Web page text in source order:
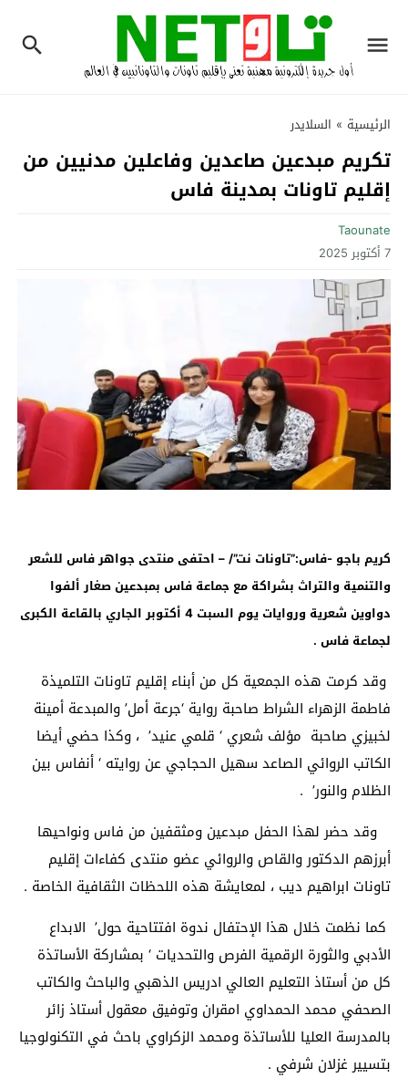
الرئيسية » السلايدر
تكريم مبدعين صاعدين وفاعلين مدنيين من
إقليم تاونات بمدينة فاس
Taounate
7 أكتوبر 2025
كريم باجو -فاس:”تاونات نت”/ – احتفى منتدى جواهر فاس للشعر
والتنمية والتراث بشراكة مع جماعة فاس بمبدعين صغار ألفوا
دواوين شعرية وروايات يوم السبت 4 أكتوبر الجاري بالقاعة الكبرى
لجماعة فاس .
وقد كرمت هذه الجمعية كل من أبناء إقليم تاونات التلميذة
فاطمة الزهراء الشراط صاحبة رواية ‘جرعة أمل’ والمبدعة أمينة
لخبيزي صاحبة مؤلف شعري ‘ قلمي عنيد’ ، وكذا حضي أيضا
الكاتب الروائي الصاعد سهيل الحجاجي عن روايته ‘ أنفاس بين
الظلام والنور’ .
وقد حضر لهذا الحفل مبدعين ومثقفين من فاس ونواحيها
أبرزهم الدكتور والقاص والروائي عضو منتدى كفاءات إقليم
تاونات ابراهيم ديب ، لمعايشة هذه اللحظات الثقافية الخاصة .
كما نظمت خلال هذا الإحتفال ندوة افتتاحية حول’ الابداع
الأدبي والثورة الرقمية الفرص والتحديات ‘ بمشاركة الأساتذة
كل من أستاذ التعليم العالي ادريس الذهبي والباحث والكاتب
الصحفي محمد الحمداوي امقران وتوفيق معقول أستاذ زائر
بالمدرسة العليا للأساتذة ومحمد الزكراوي باحث في التكنولوجيا
بتسيير غزلان شرفي .